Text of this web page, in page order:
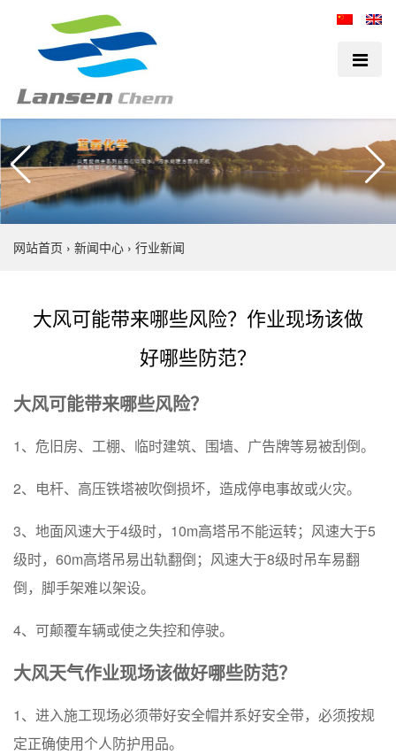
网站首页 › 新闻中心 › 行业新闻
大风可能带来哪些风险？作业现场该做
好哪些防范？
大风可能带来哪些风险？
1、危旧房、工棚、临时建筑、围墙、广告牌等易被刮倒。
2、电杆、高压铁塔被吹倒损坏，造成停电事故或火灾。
3、地面风速大于4级时，10m高塔吊不能运转；风速大于5
级时，60m高塔吊易出轨翻倒；风速大于8级时吊车易翻
倒，脚手架难以架设。
4、可颠覆车辆或使之失控和停驶。
大风天气作业现场该做好哪些防范？
1、进入施工现场必须带好安全帽并系好安全带，必须按规
定正确使用个人防护用品。